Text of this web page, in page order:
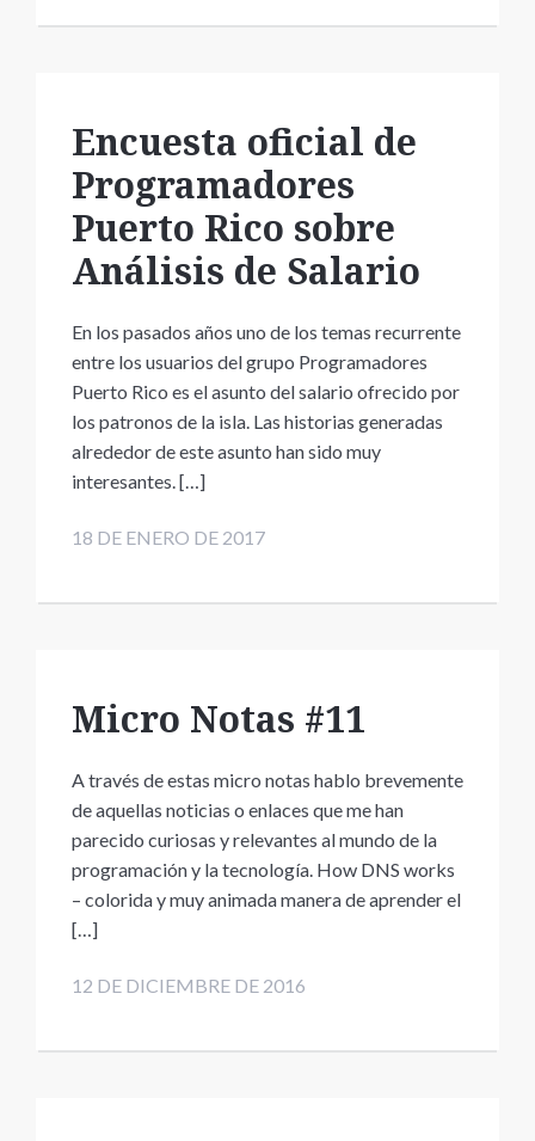
Encuesta oficial de
Programadores
Puerto Rico sobre
Análisis de Salario
En los pasados años uno de los temas recurrente
entre los usuarios del grupo Programadores
Puerto Rico es el asunto del salario ofrecido por
los patronos de la isla. Las historias generadas
alrededor de este asunto han sido muy
interesantes. […]
18 DE ENERO DE 2017
Micro Notas #11
A través de estas micro notas hablo brevemente
de aquellas noticias o enlaces que me han
parecido curiosas y relevantes al mundo de la
programación y la tecnología. How DNS works
– colorida y muy animada manera de aprender el
[…]
12 DE DICIEMBRE DE 2016